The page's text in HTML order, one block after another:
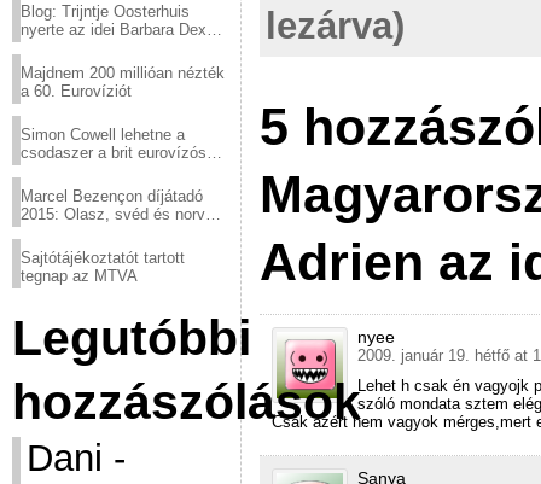
Blog: Trijntje Oosterhuis
nyerte az idei Barbara Dex
Majdnem 200 millióan nézték
a 60. Eurovíziót
Simon Cowell lehetne a
csodaszer a brit eurovízós
Marcel Bezençon díjátadó
2015: Olasz, svéd és norvég
Sajtótájékoztatót tartott
tegnap az MTVA
Legutóbbi
hozzászólások
Dani -
lezárva)
5
Adrien az
nyee
2009. január 19. hétfő at
Lehet h csak én vagyojk
szóló mondata sztem
Csak azért nem vagyok
Sanya